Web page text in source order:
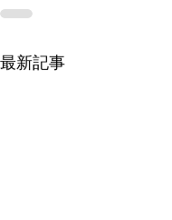
最新記事